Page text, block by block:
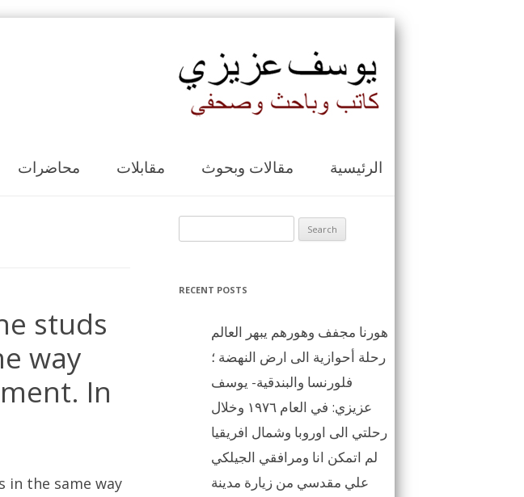
محاضرات مقابلات مقالات وبحوث الرئيسية
studs
way
In
in the same way
RECENT POSTS
هورنا مجفف وهورهم يبهر العالم
رحلة أحوازية الى ارض النهضة ؛
فلورنسا والبندقية- يوسف
عزيزي: في العام ١٩٧٦ وخلال
رحلتي الى اوروبا وشمال افريقيا
لم اتمكن انا ومرافقي الجيلكي
علي مقدسي من زيارة مدينة